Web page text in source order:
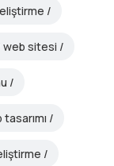
web sitesi